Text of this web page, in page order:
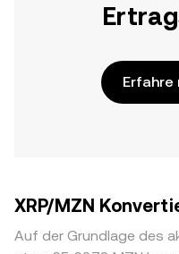
Erfahre
XRP/MZN
Auf der Grundlage des